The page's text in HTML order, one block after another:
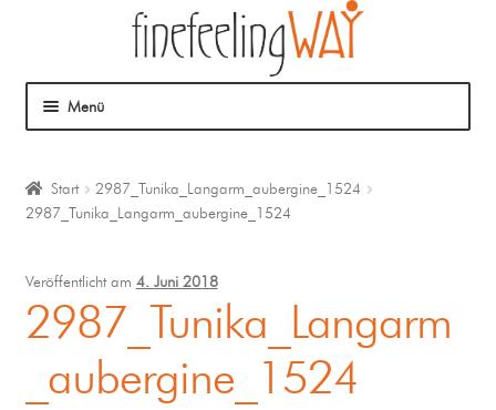
Menü
Mein Angebot
Coaching
Klangmassage
Start
2987_Tunika_Langarm_aubergine_1524
2987_Tunika_Langarm_aubergine_1524
Veröffentlicht am 4. Juni 2018
2987_Tunika_Langarm
_aubergine_1524